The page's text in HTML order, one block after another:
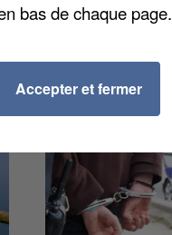
bas de chaque page.
Accepter et fermer